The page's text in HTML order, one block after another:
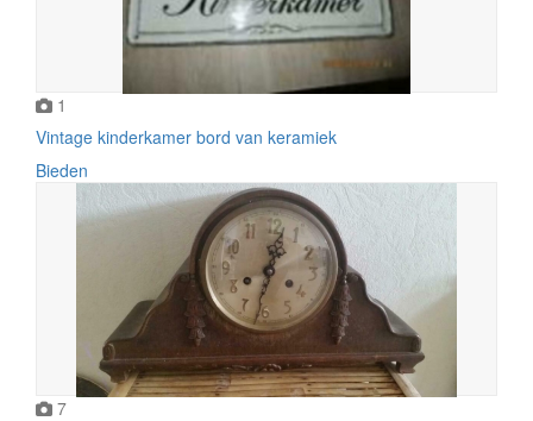
1
Vintage kinderkamer bord van keramiek
Bieden
7